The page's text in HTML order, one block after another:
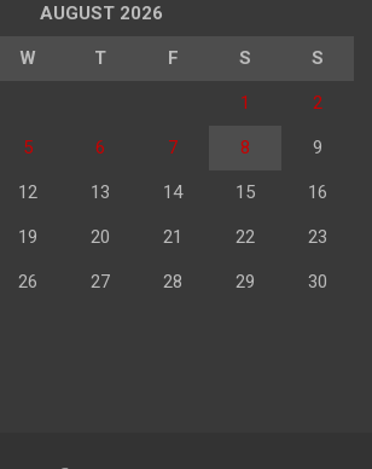
AUGUST 2026
W T F S S
1 2
5 6 7 8 9
12 13 14 15 16
19 20 21 22 23
26 27 28 29 30